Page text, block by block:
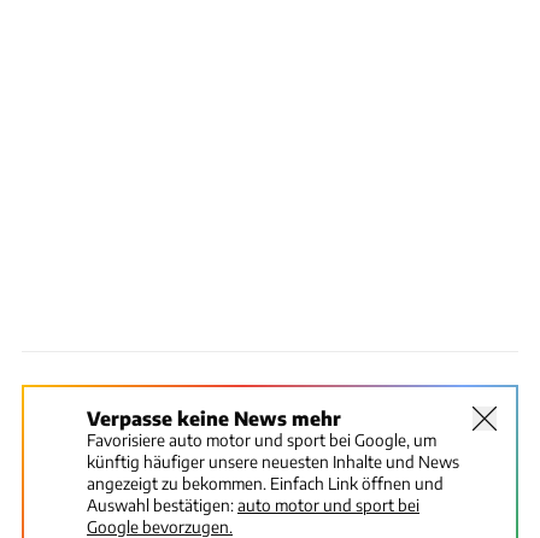
Verpasse keine News mehr
Favorisiere auto motor und sport bei Google, um
künftig häufiger unsere neuesten Inhalte und News
angezeigt zu bekommen. Einfach Link öffnen und
Auswahl bestätigen:auto motor und sport bei
Google bevorzugen.